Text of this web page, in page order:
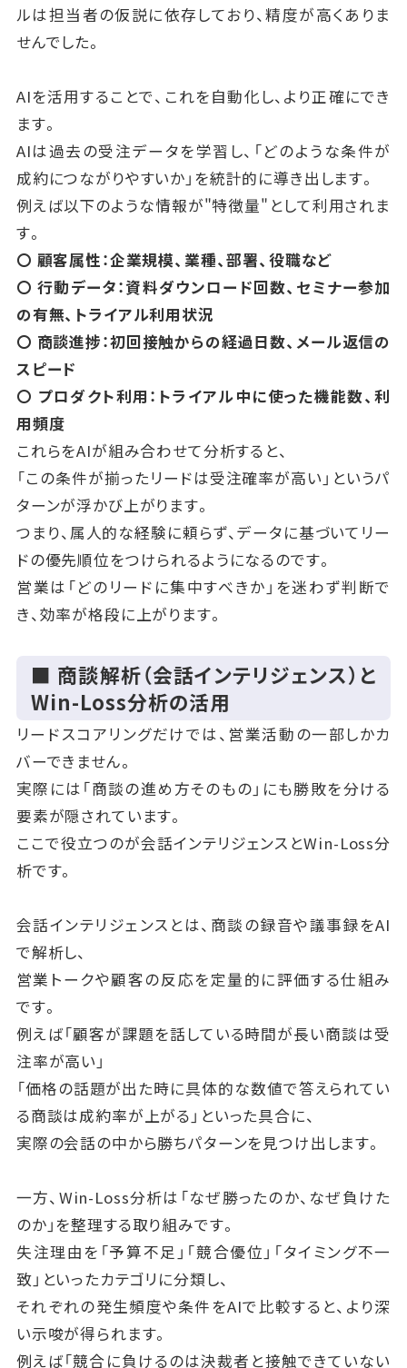
ルは担当者の仮説に依存しており、精度が高くありま
せんでした。
AIを活用することで、これを自動化し、より正確にでき
ます。
AIは過去の受注データを学習し、「どのような条件が
成約につながりやすいか」を統計的に導き出します。
例えば以下のような情報が"特徴量"として利用されま
す。
〇 顧客属性：企業規模、業種、部署、役職など
〇 行動データ：資料ダウンロード回数、セミナー参加
の有無、トライアル利用状況
〇 商談進捗：初回接触からの経過日数、メール返信の
スピード
〇 プロダクト利用：トライアル中に使った機能数、利
用頻度
これらをAIが組み合わせて分析すると、
「この条件が揃ったリードは受注確率が高い」というパ
ターンが浮かび上がります。
つまり、属人的な経験に頼らず、データに基づいてリー
ドの優先順位をつけられるようになるのです。
営業は「どのリードに集中すべきか」を迷わず判断で
き、効率が格段に上がります。
■ 商談解析（会話インテリジェンス）と
Win-Loss分析の活用
リードスコアリングだけでは、営業活動の一部しかカ
バーできません。
実際には「商談の進め方そのもの」にも勝敗を分ける
要素が隠されています。
ここで役立つのが会話インテリジェンスとWin-Loss分
析です。
会話インテリジェンスとは、商談の録音や議事録をAI
で解析し、
営業トークや顧客の反応を定量的に評価する仕組み
です。
例えば「顧客が課題を話している時間が長い商談は受
注率が高い」
「価格の話題が出た時に具体的な数値で答えられてい
る商談は成約率が上がる」といった具合に、
実際の会話の中から勝ちパターンを見つけ出します。
一方、Win-Loss分析は「なぜ勝ったのか、なぜ負けた
のか」を整理する取り組みです。
失注理由を「予算不足」「競合優位」「タイミング不一
致」といったカテゴリに分類し、
それぞれの発生頻度や条件をAIで比較すると、より深
い示唆が得られます。
例えば「競合に負けるのは決裁者と接触できていない